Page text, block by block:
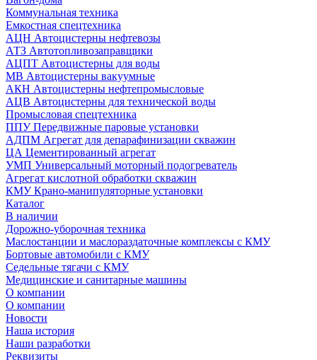
Коммунальная техника
Емкостная спецтехника
АЦН Автоцистерны нефтевозы
АТЗ Автотопливозаправщики
АЦПТ Автоцистерны для воды
МВ Автоцистерны вакуумные
АКН Автоцистерны нефтепромысловые
АЦВ Автоцистерны для технической воды
Промысловая спецтехника
ППУ Передвижные паровые установки
АДПМ Агрегат для депарафинизации скважин
ЦА Цементированный агрегат
УМП Универсальный моторный подогреватель
Агрегат кислотной обработки скважин
КМУ Крано-манипуляторные установки
Каталог
В наличии
Дорожно-уборочная техника
Маслостанции и маслораздаточные комплексы с КМУ
Бортовые автомобили с КМУ
Седельные тягачи с КМУ
Медицинские и санитарные машины
О компании
О компании
Новости
Наша история
Наши разработки
Реквизиты